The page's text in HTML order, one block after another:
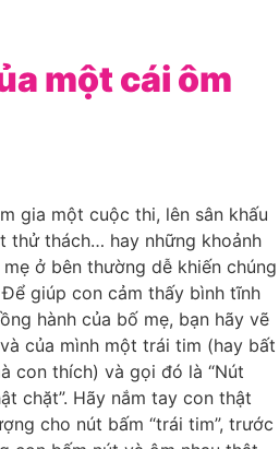
một cái ôm
gia một cuộc thi, lên sân khấu
thử thách… hay những khoảnh
ở bên thường dễ khiến chúng
giúp con cảm thấy bình tĩnh
hành của bố mẹ, bạn hãy vẽ
của mình một trái tim (hay bất
con thích) và gọi đó là “Nút
chặt”. Hãy nắm tay con thật
cho nút bấm “trái tim”, trước